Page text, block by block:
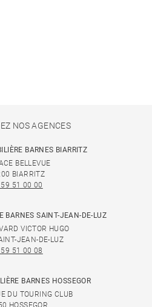
NOS AGENCES
BARNES BIARRITZ
BELLEVUE
BIARRITZ
51 00 00
BARNES SAINT-JEAN-DE-LUZ
VICTOR HUGO
JEAN-DE-LUZ
51 00 08
BARNES HOSSEGOR
DU TOURING CLUB
HOSSEGOR